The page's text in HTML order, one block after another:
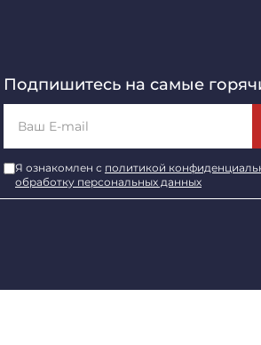
Подпишитесь на самые
Я ознакомлен с политикой
обработку персональных данных